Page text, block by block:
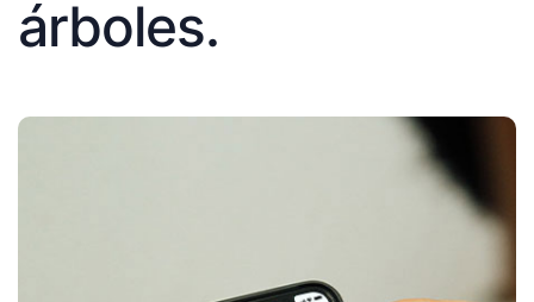
árboles.